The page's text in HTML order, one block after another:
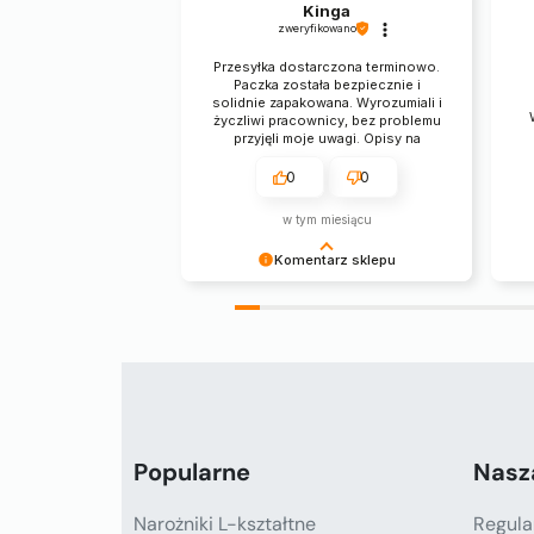
Komentarz sklepu
Kinga
zweryfikowano
Przesyłka dostarczona terminowo.
Paczka została bezpiecznie i
solidnie zapakowana. Wyrozumiali i
życzliwi pracownicy, bez problemu
przyjęli moje uwagi. Opisy na
produkty świetne. 🔥🔥🔥
0 0
w tym miesiącu
Popularne
Narożniki L-kształtne